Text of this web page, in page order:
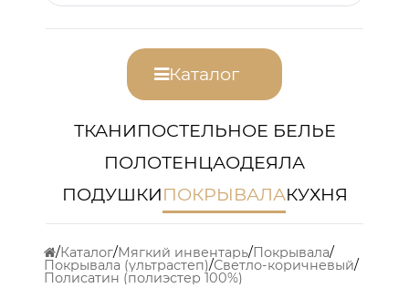
Каталог
ТКАНИПОСТЕЛЬНОЕ БЕЛЬЕ
ПОЛОТЕНЦАОДЕЯЛА
ПОДУШКИПОКРЫВАЛАКУХНЯ
Каталог Мягкий инвентарь Покрывала
Покрывала (ультрастеп) Светло-коричневый
Полисатин (полиэстер 100%)